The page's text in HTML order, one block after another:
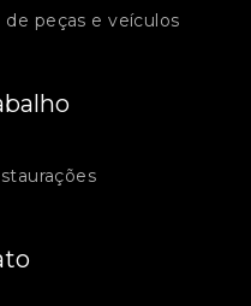
peças e veículos